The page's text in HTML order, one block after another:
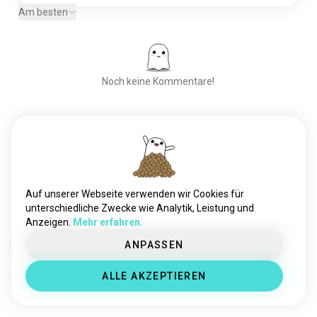
Am besten
Noch keine Kommentare!
Auf unserer Webseite verwenden wir Cookies für
unterschiedliche Zwecke wie Analytik, Leistung und
Anzeigen.
Mehr erfahren.
ANPASSEN
ALLE AKZEPTIEREN